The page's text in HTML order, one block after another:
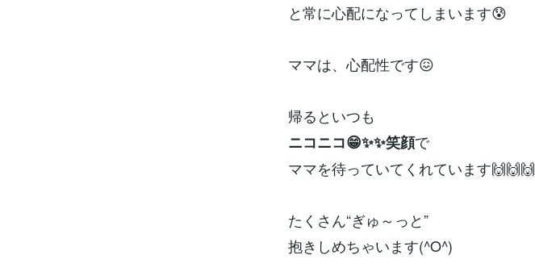
と常に心配になってしまいます😰
ママは、心配性です😖
帰るといつも
ニコニコ😁✨✨笑顔で
ママを待っていてくれています🙌🙌🙌
たくさん“ぎゅ～っと”
抱きしめちゃいます(^O^)